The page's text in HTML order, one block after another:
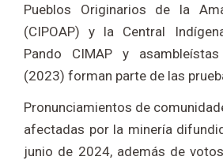
Pueblos Originarios de la
(CIPOAP) y la Central
Pando CIMAP y asambleístas
(2023) forman parte de las
Pronunciamientos de
afectadas por la minería
junio de 2024, además de